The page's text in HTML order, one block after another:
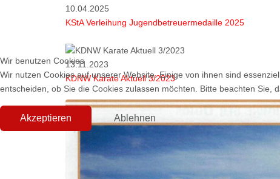
10.04.2025
KStA Verleihung Jugendbetreuermedaille 2025
13.11.2023
KDNW Karate Aktuell 3/2023
Wir benutzen Cookies
Wir nutzen Cookies auf unserer Website. Einige von ihnen sind
entscheiden, ob Sie die Cookies zulassen möchten. Bitte beachten Sie,
Akzeptieren Ablehnen